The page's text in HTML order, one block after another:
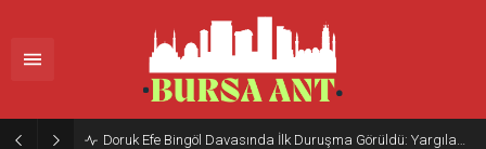
Doruk Efe Bingöl Davasında İlk Duruşma Görüldü: Yargılama 20 Ekim 2026’ya Ertelendi